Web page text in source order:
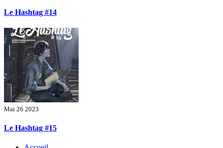
Le Hashtag #14
Mai 26 2023
Le Hashtag #15